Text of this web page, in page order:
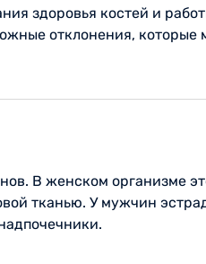
здоровья костей и
отклонения, которые
В женском организме
тканью. У мужчин